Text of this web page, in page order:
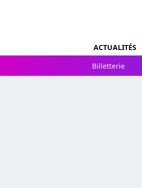
ACTUALITÉS
Billetterie